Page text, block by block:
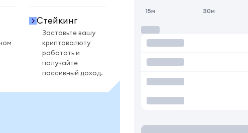
Стейкинг
Заставьте вашу
криптовалюту
работать и
получайте
пассивный доход.
15м 30м